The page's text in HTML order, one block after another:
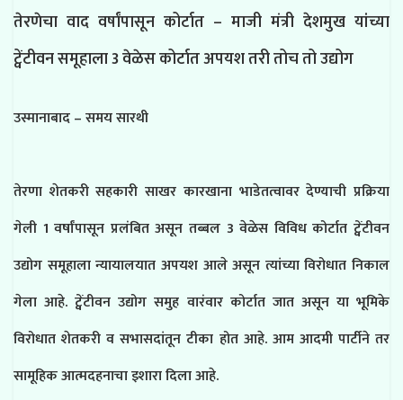
तेरणेचा वाद वर्षांपासून कोर्टात – माजी मंत्री देशमुख यांच्या
ट्वेंटीवन समूहाला 3 वेळेस कोर्टात अपयश तरी तोच तो उद्योग
उस्मानाबाद – समय सारथी
तेरणा शेतकरी सहकारी साखर कारखाना भाडेतत्वावर देण्याची प्रक्रिया
गेली 1 वर्षांपासून प्रलंबित असून तब्बल 3 वेळेस विविध कोर्टात ट्वेंटीवन
उद्योग समूहाला न्यायालयात अपयश आले असून त्यांच्या विरोधात निकाल
गेला आहे. ट्वेंटीवन उद्योग समुह वारंवार कोर्टात जात असून या भूमिके
विरोधात शेतकरी व सभासदांतून टीका होत आहे. आम आदमी पार्टीने तर
सामूहिक आत्मदहनाचा इशारा दिला आहे.